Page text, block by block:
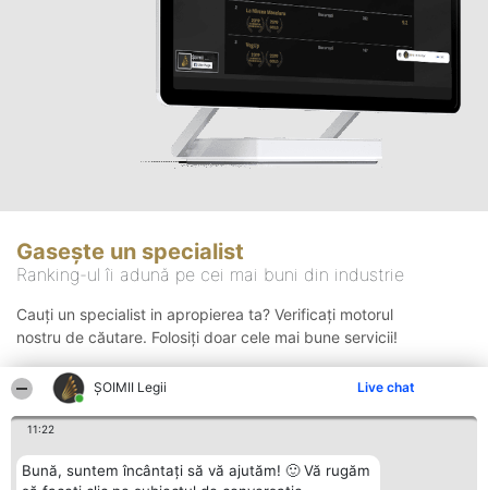
ȘOIMII Legii Live chat
11:22
Bună, suntem încântați să vă ajutăm! 🙂 Vă rugăm
Gasește un specialist
Ranking-ul îi adună pe cei mai buni din industrie
Cauți un specialist in apropierea ta? Verificați motorul
nostru de căutare. Folosiți doar cele mai bune servicii!